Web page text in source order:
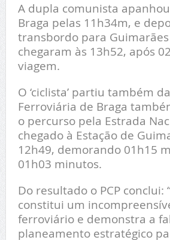
A dupla comunista
Braga pelas 11h34m, e
transbordo para
chegaram às 13h52, após
viagem.
O ‘ciclista’ partiu também
Ferroviária de Braga
o percurso pela Estrada
chegado à Estação de
12h49, demorando 01h15
01h03 minutos.
Do resultado o PCP conclui:
constitui um
ferroviário e demonstra a
planeamento estratégico